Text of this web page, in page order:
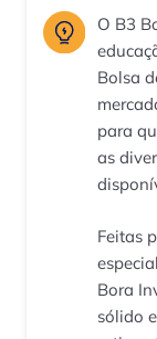
O B3
Bolsa
para
as
Feitas
Bora
sólido